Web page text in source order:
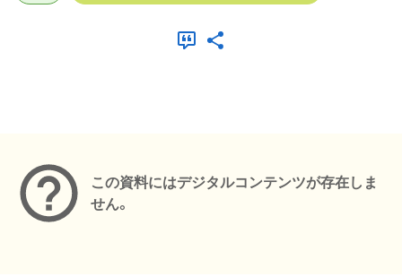
この資料にはデジタルコンテンツが存在しま
せん。